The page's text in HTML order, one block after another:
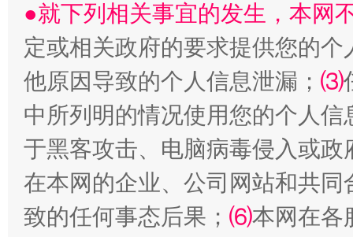
全民健身五年计划来了！等你上场
●就下列相关事宜的发生，本网
定或相关政府的要求提供您的个
他原因导致的个人信息泄漏； ⑶
中所列明的情况使用您的个人
于黑客攻击、电脑病毒侵入或
在本网的企业、公司网站和共
致的任何事态后果； ⑹本网在各